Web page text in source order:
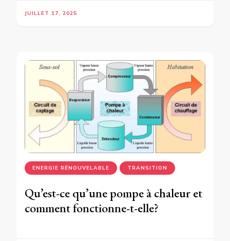
JUILLET 17, 2025
ENERGIE RÉNOUVELABLE TRANSITION
Qu’est-ce qu’une pompe à chaleur et
comment fonctionne-t-elle?